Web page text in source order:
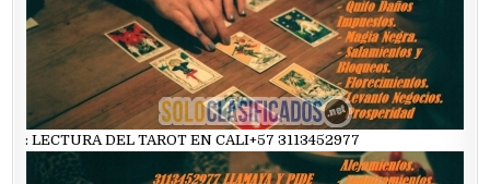
: LECTURA DEL TAROT EN CALI+57 3113452977